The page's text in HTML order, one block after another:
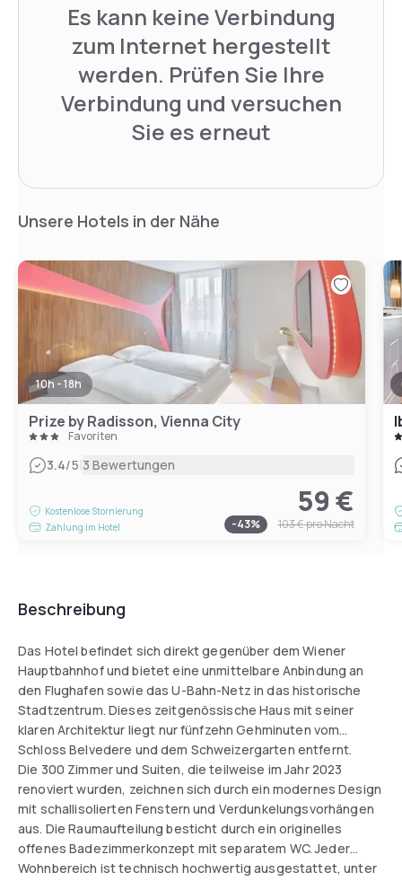
Es kann keine Verbindung
zum Internet hergestellt
werden. Prüfen Sie Ihre
Verbindung und versuchen
Sie es erneut
Unsere Hotels in der Nähe
10h - 18h
Prize by Radisson, Vienna City
Favoriten
3.4/5|3 Bewertungen
Kostenlose Stornierung
Zahlung im Hotel
59 €
-43% 103 €pro Nacht
Beschreibung
Das Hotel befindet sich direkt gegenüber dem Wiener
Hauptbahnhof und bietet eine unmittelbare Anbindung an
den Flughafen sowie das U-Bahn-Netz in das historische
Stadtzentrum. Dieses zeitgenössische Haus mit seiner
klaren Architektur liegt nur fünfzehn Gehminuten vom
Schloss Belvedere und dem Schweizergarten entfernt.
Die 300 Zimmer und Suiten, die teilweise im Jahr 2023
renoviert wurden, zeichnen sich durch ein modernes Design
mit schallisolierten Fenstern und Verdunkelungsvorhängen
aus. Die Raumaufteilung besticht durch ein originelles
offenes Badezimmerkonzept mit separatem WC. Jeder
Wohnbereich ist technisch hochwertig ausgestattet, unter